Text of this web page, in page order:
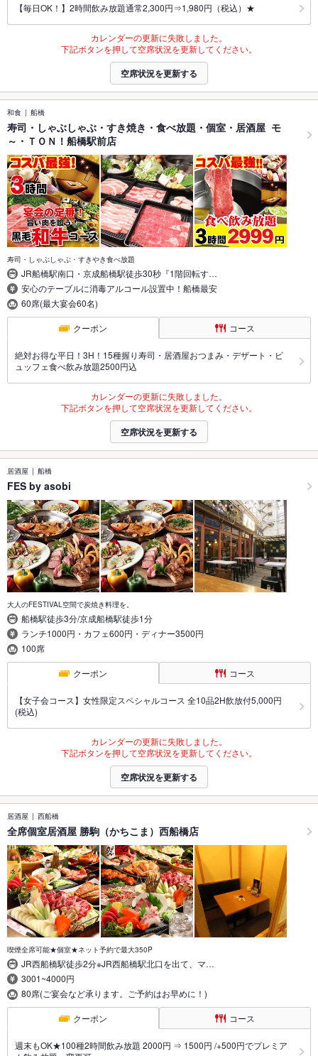
【毎日OK！】2時間飲み放題通常2,300円⇒1,980円（税込）★
カレンダーの更新に失敗しました。
下記ボタンを押して空席状況を更新してください。
空席状況を更新する
和食 船橋
寿司・しゃぶしゃぶ・すき焼き・食べ放題・個室・居酒屋 モ
～・ＴＯＮ！船橋駅前店
寿司・しゃぶしゃぶ・すきやき食べ放題
JR船橋駅南口・京成船橋駅徒歩30秒『1階回転す…
安心のテーブルに消毒アルコール設置中！船橋最安
60席(最大宴会60名)
クーポン コース
絶対お得な平日！3H！15種握り寿司・居酒屋おつまみ・デザート・ビ
ュッフェ食べ飲み放題2500円込
カレンダーの更新に失敗しました。
下記ボタンを押して空席状況を更新してください。
空席状況を更新する
居酒屋 船橋
FES by asobi
大人のFESTIVAL空間で炭焼き料理を。
船橋駅徒歩3分/京成船橋駅徒歩1分
ランチ1000円・カフェ600円・ディナー3500円
100席
クーポン コース
【女子会コース】女性限定スペシャルコース 全10品2H飲放付5,000円
(税込)
カレンダーの更新に失敗しました。
下記ボタンを押して空席状況を更新してください。
空席状況を更新する
居酒屋 西船橋
全席個室居酒屋 勝駒（かちこま）西船橋店
喫煙全席可能★個室★ネット予約で最大350P
JR西船橋駅徒歩2分※JR西船橋駅北口を出て、マ…
3001~4000円
80席(ご宴会など承ります。ご予約はお早めに！)
クーポン コース
週末もOK★100種2時間飲み放題 2000円 ⇒ 1500円 /+500円でプレミア